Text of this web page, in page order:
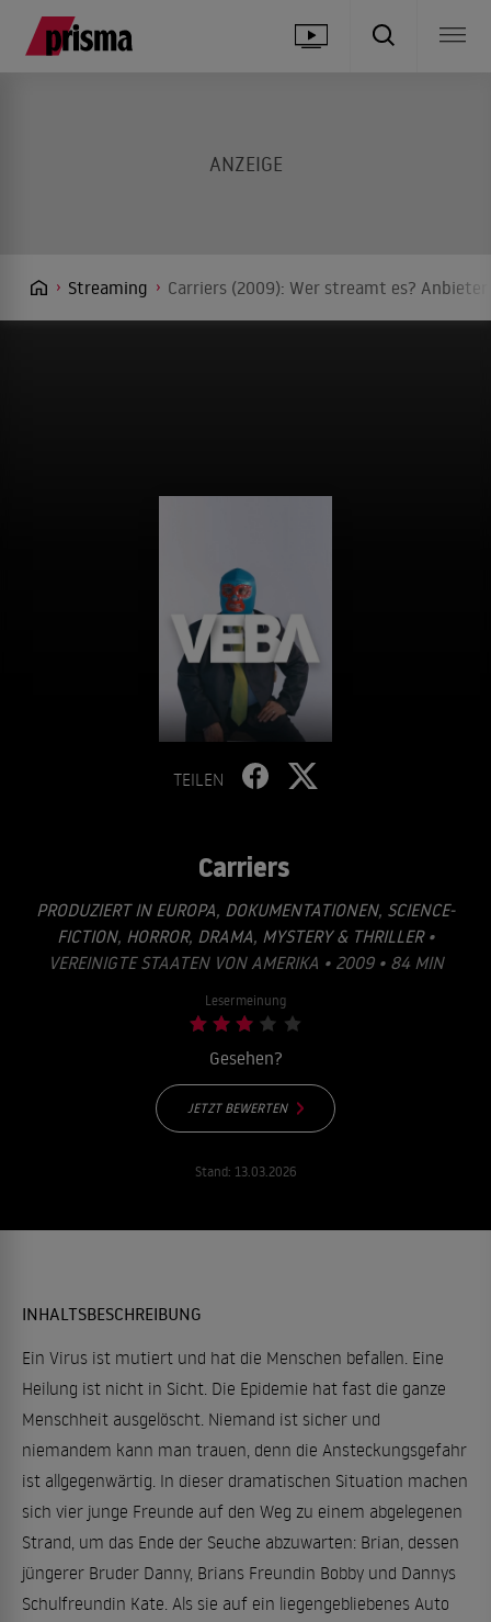
Streaming Carriers (2009): Wer streamt es?
TEILEN
Carriers
PRODUZIERT IN EUROPA, DOKUMENTATIONEN, SCIENCE-
FICTION, HORROR, DRAMA, MYSTERY & THRILLER•
VEREINIGTE STAATEN VON AMERIKA • 2009 • 84 MIN
Lesermeinung
Gesehen?
JETZT BEWERTEN
Stand: 13.03.2026
INHALTSBESCHREIBUNG
Ein Virus ist mutiert und hat die Menschen befallen. Eine
Heilung ist nicht in Sicht. Die Epidemie hat fast die ganze
Menschheit ausgelöscht. Niemand ist sicher und
niemandem kann man trauen, denn die Ansteckungsgefahr
ist allgegenwärtig. In dieser dramatischen Situation machen
sich vier junge Freunde auf den Weg zu einem abgelegenen
Strand, um das Ende der Seuche abzuwarten: Brian, dessen
jüngerer Bruder Danny, Brians Freundin Bobby und Dannys
Schulfreundin Kate. Als sie auf ein liegengebliebenes Auto